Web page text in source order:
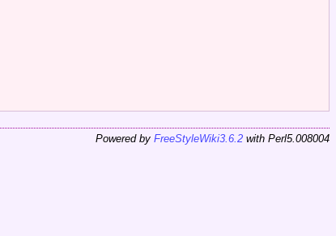
Powered by FreeStyleWiki3.6.2 with Perl5.008004